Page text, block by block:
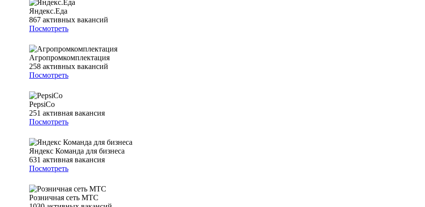
Яндекс.Еда
867 активных вакансий
Посмотреть
Агропромкомплектация
258 активных вакансий
Посмотреть
PepsiCo
251 активная вакансия
Посмотреть
Яндекс Команда для бизнеса
631 активная вакансия
Посмотреть
Розничная сеть МТС